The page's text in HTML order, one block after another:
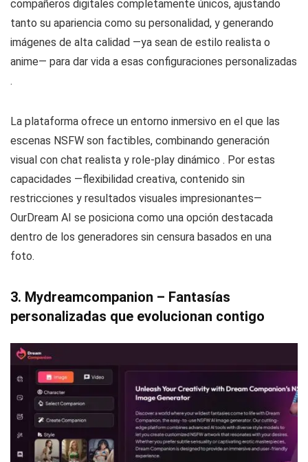
compañeros digitales completamente únicos, ajustando
tanto su apariencia como su personalidad, y generando
imágenes de alta calidad —ya sean de estilo realista o
anime— para dar vida a esas configuraciones personalizadas
.
La plataforma ofrece un entorno inmersivo en el que las
escenas NSFW son factibles, combinando generación
visual con chat realista y role-play dinámico . Por estas
capacidades —flexibilidad creativa, contenido sin
restricciones y resultados visuales impresionantes—
OurDream AI se posiciona como una opción destacada
dentro de los generadores sin censura basados en una
foto.
3. Mydreamcompanion – Fantasías
personalizadas que evolucionan contigo